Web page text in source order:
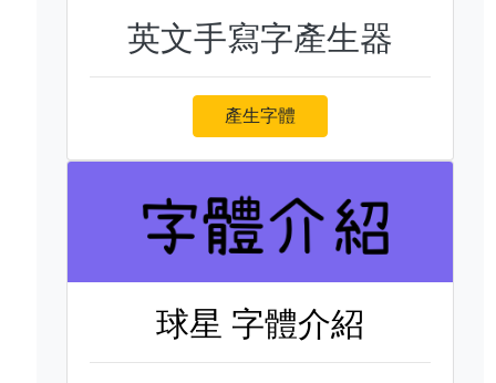
英文手寫字產生器
產生字體
球星 字體介紹